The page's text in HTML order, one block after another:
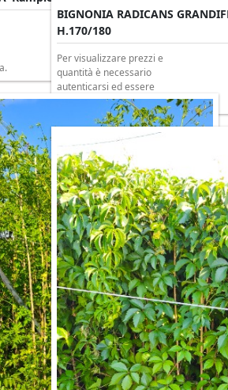
BIGNONIA RADICANS
H.170/180
Per visualizzare prezzi e
quantità è necessario
autenticarsi ed essere
utenti abilitati dall'azienda.